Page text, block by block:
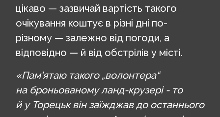
цікаво — зазвичай вартість такого
очікування коштує в різні дні по-
різному — залежно від погоди, а
відповідно — й від обстрілів у місті.
«Пам'ятаю такого „волонтера“
на броньованому ланд-крузері - то
й у Торецьк він заїжджав до останнього